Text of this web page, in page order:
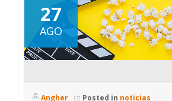
27
AGO
Angher Posted in noticias